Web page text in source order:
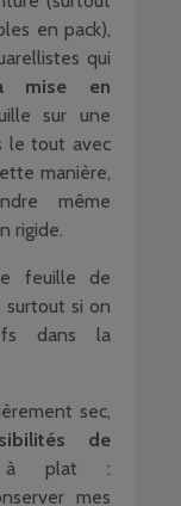
en pack),
qui
mise en
sur une
le tout avec
manière,
même
rigide.
feuille de
surtout si on
dans la
sec,
de
plat :
mes